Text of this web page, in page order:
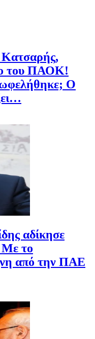
του ΠΑΟΚ!
Ο
αδίκησε
το
από την ΠΑΕ